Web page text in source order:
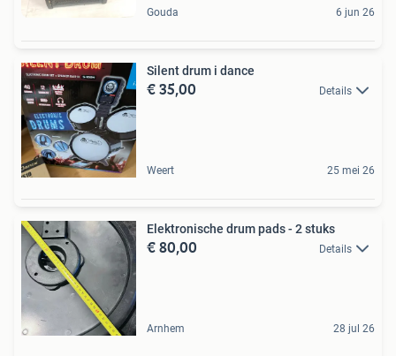
Gouda 6 jun 26
Silent drum i dance
€ 35,00 Details
Weert 25 mei 26
Elektronische drum pads - 2 stuks
€ 80,00 Details
Arnhem 28 jul 26